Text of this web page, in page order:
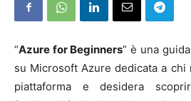
“Azure for Beginners” è una
su Microsoft Azure dedicata a chi
piattaforma e desidera